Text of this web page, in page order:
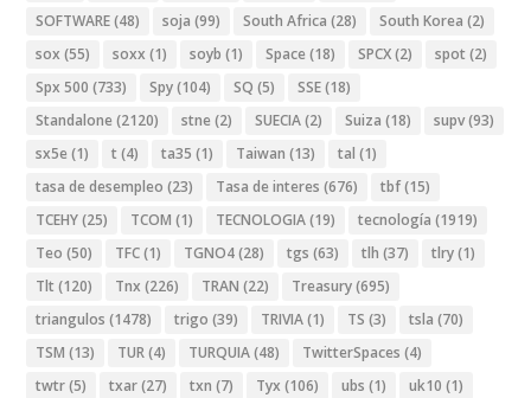
SOFTWARE(48) soja (99) South Africa (28) South Korea (2)
sox (55) soxx (1) soyb (1) Space (18) SPCX(2) spot (2)
Spx 500 (733) Spy(104) SQ (5) SSE(18)
Standalone (2120) stne (2) SUECIA(2) Suiza (18) supv(93)
sx5e (1) t (4) ta35 (1) Taiwan (13) tal (1)
tasa de desempleo (23) Tasa de interes (676) tbf(15)
TCEHY(25) TCOM (1) TECNOLOGIA(19) tecnología (1919)
Teo (50) TFC(1) TGNO4(28) tgs (63) tlh (37) tlry(1)
Tlt (120) Tnx (226) TRAN (22) Treasury(695)
triangulos (1478) trigo (39) TRIVIA(1) TS (3) tsla (70)
TSM (13) TUR(4) TURQUIA(48) TwitterSpaces (4)
twtr(5) txar(27) txn (7) Tyx (106) ubs (1) uk10 (1)